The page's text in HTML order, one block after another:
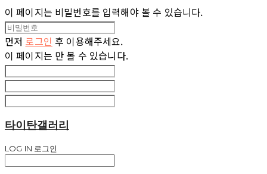
이 페이지는 비밀번호를 입력해야 볼 수 있습니다.
먼저 로그인 후 이용해주세요.
이 페이지는 만 볼 수 있습니다.
타이탄갤러리
LOG IN 로그인